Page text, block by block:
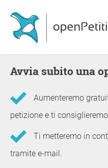
Avvia subito una
Aumenteremo
petizione e ti
Ti metteremo in
tramite e-mail.